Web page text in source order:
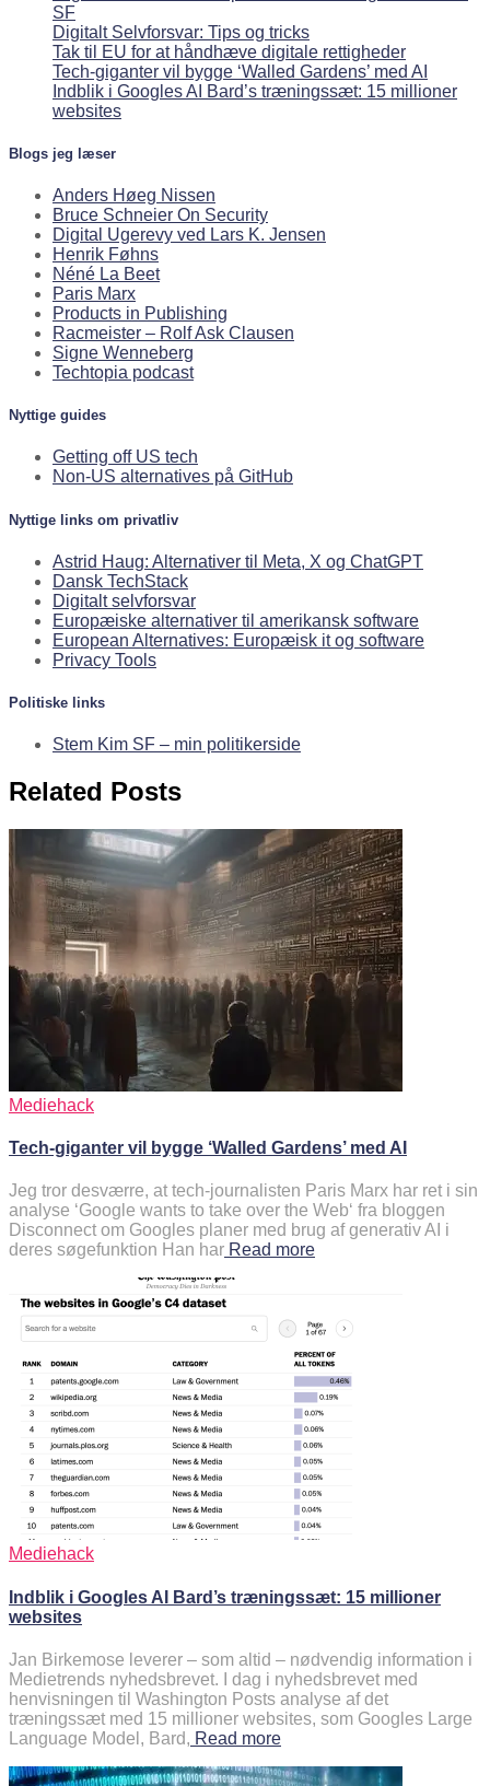
SF
Digitalt Selvforsvar: Tips og tricks
Tak til EU for at håndhæve digitale rettigheder
Tech-giganter vil bygge ‘Walled Gardens’ med AI
Indblik i Googles AI Bard’s træningssæt: 15 millioner
websites
Blogs jeg læser
Anders Høeg Nissen
Bruce Schneier On Security
Digital Ugerevy ved Lars K. Jensen
Henrik Føhns
Néné La Beet
Paris Marx
Products in Publishing
Racmeister – Rolf Ask Clausen
Signe Wenneberg
Techtopia podcast
Nyttige guides
Getting off US tech
Non-US alternatives på GitHub
Nyttige links om privatliv
Astrid Haug: Alternativer til Meta, X og ChatGPT
Dansk TechStack
Digitalt selvforsvar
Europæiske alternativer til amerikansk software
European Alternatives: Europæisk it og software
Privacy Tools
Politiske links
Stem Kim SF – min politikerside
Related Posts
Mediehack
Tech-giganter vil bygge ‘Walled Gardens’ med AI
Jeg tror desværre, at tech-journalisten Paris Marx har ret i sin
analyse ‘Google wants to take over the Web‘ fra bloggen
Disconnect om Googles planer med brug af generativ AI i
deres søgefunktion Han har Read more
Mediehack
Indblik i Googles AI Bard’s træningssæt: 15 millioner
websites
Jan Birkemose leverer – som altid – nødvendig information i
Medietrends nyhedsbrevet. I dag i nyhedsbrevet med
henvisningen til Washington Posts analyse af det
træningssæt med 15 millioner websites, som Googles Large
Language Model, Bard, Read more